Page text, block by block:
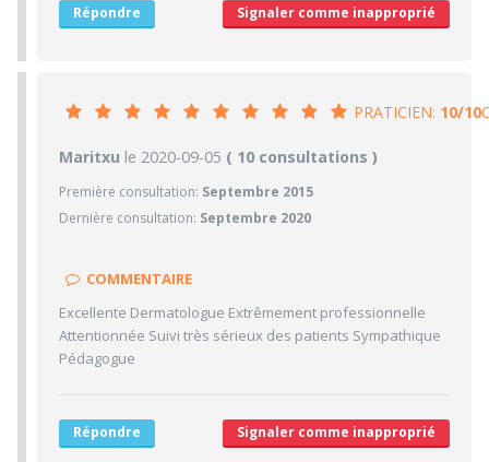
5/10 Agréabilité des locaux
Répondre Signaler comme inapproprié
PRATICIEN: 10/10
PRATICIEN10/10
10/10 Confiance accordée
10/10 Sympathie
Ponctualité/Temps en salle d'attente/Retard
10/10 Stationnements alentours
Maritxu le 2020-09-05 ( 10 consultations )
Première consultation: Septembre 2015
Dernière consultation: Septembre 2020
COMMENTAIRE
Excellente Dermatologue Extrêmement professionnelle
Attentionnée Suivi très sérieux des patients Sympathique
Pédagogue
Répondre Signaler comme inapproprié